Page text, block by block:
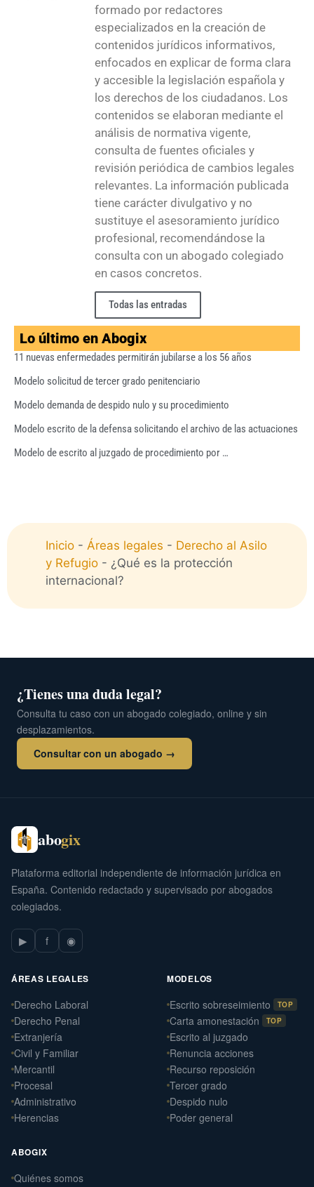
formado por redactores
especializados en la creación de
contenidos jurídicos informativos,
enfocados en explicar de forma clara
y accesible la legislación española y
los derechos de los ciudadanos. Los
contenidos se elaboran mediante el
análisis de normativa vigente,
consulta de fuentes oficiales y
revisión periódica de cambios legales
relevantes. La información publicada
tiene carácter divulgativo y no
sustituye el asesoramiento jurídico
profesional, recomendándose la
consulta con un abogado colegiado
en casos concretos.
Todas las entradas
Lo último en Abogix
11 nuevas enfermedades permitirán jubilarse a los 56 años
Modelo solicitud de tercer grado penitenciario
Modelo demanda de despido nulo y su procedimiento
Modelo escrito de la defensa solicitando el archivo de las actuaciones
Modelo de escrito al juzgado de procedimiento por …
Inicio - Áreas legales - Derecho al Asilo
y Refugio - ¿Qué es la protección
internacional?
¿Tienes una duda legal?
Consulta tu caso con un abogado colegiado, online y sin
desplazamientos.
Consultar con un abogado →
abogix
Plataforma editorial independiente de información jurídica en
España. Contenido redactado y supervisado por abogados
colegiados.
▶ f ◉
ÁREAS LEGALES
Derecho Laboral
Derecho Penal
Extranjería
Civil y Familiar
Mercantil
Procesal
Administrativo
Herencias
MODELOS
Escrito sobreseimiento TOP
Carta amonestación TOP
Escrito al juzgado
Renuncia acciones
Recurso reposición
Tercer grado
Despido nulo
Poder general
ABOGIX
Quiénes somos